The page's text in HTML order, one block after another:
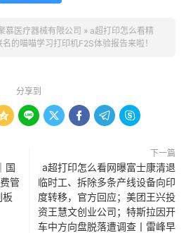
慕医疗器械有限公司 » a超打印怎么看精
的喵喵学习打印机F2S体验报告来啦！
分享到
    
国
管
板
下一篇
a超打印怎么看网曝富士康清退
临时工、拆除多条产线设备向印
度转移，官方回应；美团王兴投
资王慧文创业公司；特斯拉因开
车中方向盘脱落遭调查丨雷峰早